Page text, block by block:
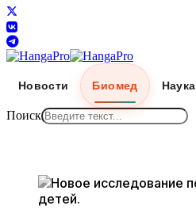
Новости Биомед Наука
Поиск